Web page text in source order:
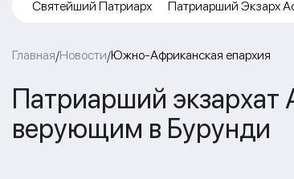
Cвятейший Патриарх Патриарший Экзарх
Главная/Новости/Южно-Африканская епархия
Патриарший
верующим в Бурунди